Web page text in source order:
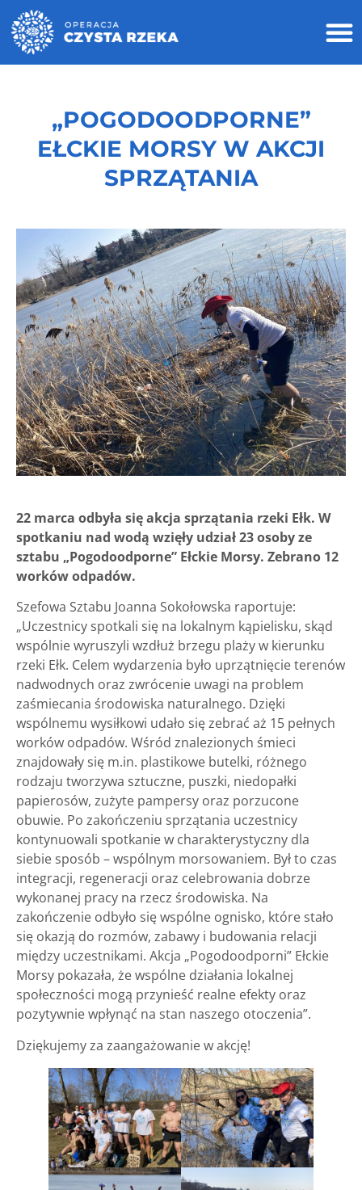
„POGODOODPORNE”
EŁCKIE MORSY W AKCJI
SPRZĄTANIA
22 marca odbyła się akcja sprzątania rzeki Ełk. W
spotkaniu nad wodą wzięły udział 23 osoby ze
sztabu „Pogodoodporne” Ełckie Morsy. Zebrano 12
worków odpadów.
Szefowa Sztabu Joanna Sokołowska raportuje:
„Uczestnicy spotkali się na lokalnym kąpielisku, skąd
wspólnie wyruszyli wzdłuż brzegu plaży w kierunku
rzeki Ełk. Celem wydarzenia było uprzątnięcie terenów
nadwodnych oraz zwrócenie uwagi na problem
zaśmiecania środowiska naturalnego. Dzięki
wspólnemu wysiłkowi udało się zebrać aż 15 pełnych
worków odpadów. Wśród znalezionych śmieci
znajdowały się m.in. plastikowe butelki, różnego
rodzaju tworzywa sztuczne, puszki, niedopałki
papierosów, zużyte pampersy oraz porzucone
obuwie. Po zakończeniu sprzątania uczestnicy
kontynuowali spotkanie w charakterystyczny dla
siebie sposób – wspólnym morsowaniem. Był to czas
integracji, regeneracji oraz celebrowania dobrze
wykonanej pracy na rzecz środowiska. Na
zakończenie odbyło się wspólne ognisko, które stało
się okazją do rozmów, zabawy i budowania relacji
między uczestnikami. Akcja „Pogodoodporni” Ełckie
Morsy pokazała, że wspólne działania lokalnej
społeczności mogą przynieść realne efekty oraz
pozytywnie wpłynąć na stan naszego otoczenia”.
Dziękujemy za zaangażowanie w akcję!